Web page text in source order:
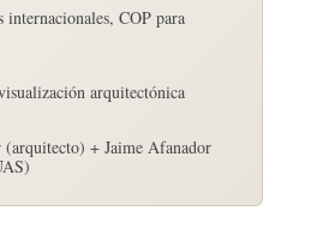
internacionales, COP para
arquitectónica
+ Jaime Afanador